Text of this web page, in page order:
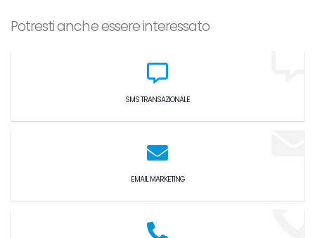
Potresti anche essere interessato
SMS TRANSAZIONALE
EMAIL MARKETING